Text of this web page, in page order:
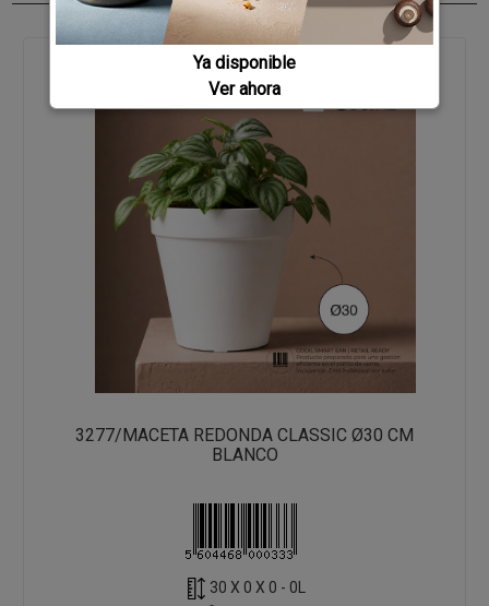
3277/MACETA REDONDA CLASSIC Ø30 CM
BLANCO
30 X 0 X 0 - 0L
Ya disponible
Ver ahora